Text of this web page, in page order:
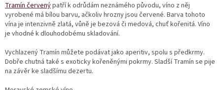
Značky
Tramín červenýpatří k odrůdám neznámého původu, víno z něj
vyrobené má bílou barvu, ačkoliv hrozny jsou červené. Barva tohoto
vína je intenzivně zlatá, vůně je bezová či medová, chuť kořenitá. Víno
je vhodné k dlouhodobému skladování.
Vychlazený Tramín můžete podávat jako aperitiv, spolu s předkrmy.
Dobře chutná také s exoticky kořeněnými pokrmy. Sladší Tramín se pije
na závěr ke sladšímu dezertu.